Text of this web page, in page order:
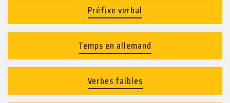
Préfixe verbal
Temps en allemand
Verbes faibles